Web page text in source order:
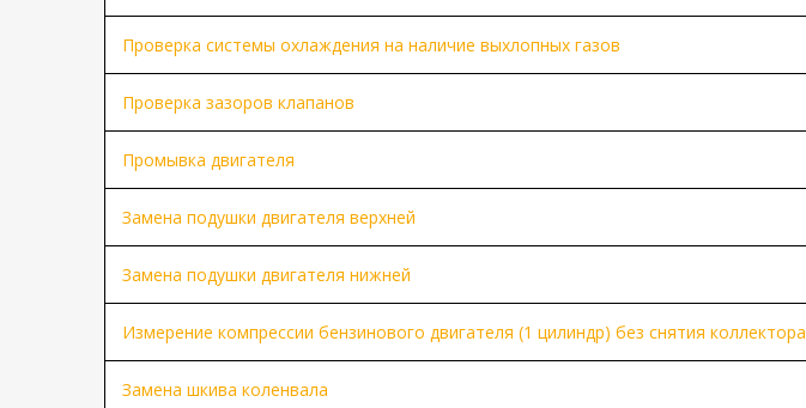
Проверка системы охлаждения на наличие выхлопных газов
Проверка зазоров клапанов
Промывка двигателя
Замена подушки двигателя верхней
Замена подушки двигателя нижней
Измерение компрессии бензинового двигателя (1 цилиндр) без снятия коллектора
Замена шкива коленвала